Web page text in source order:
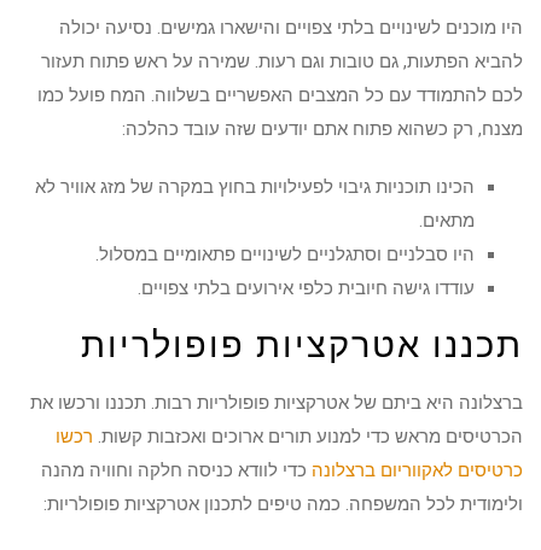
היו מוכנים לשינויים בלתי צפויים והישארו גמישים. נסיעה יכולה
להביא הפתעות, גם טובות וגם רעות. שמירה על ראש פתוח תעזור
לכם להתמודד עם כל המצבים האפשריים בשלווה. המח פועל כמו
מצנח, רק כשהוא פתוח אתם יודעים שזה עובד כהלכה:
הכינו תוכניות גיבוי לפעילויות בחוץ במקרה של מזג אוויר לא
מתאים.
היו סבלניים וסתגלניים לשינויים פתאומיים במסלול.
עודדו גישה חיובית כלפי אירועים בלתי צפויים.
תכננו אטרקציות פופולריות
ברצלונה היא ביתם של אטרקציות פופולריות רבות. תכננו ורכשו את
הכרטיסים מראש כדי למנוע תורים ארוכים ואכזבות קשות.רכשו
כרטיסים לאקווריום ברצלונהכדי לוודא כניסה חלקה וחוויה מהנה
ולימודית לכל המשפחה. כמה טיפים לתכנון אטרקציות פופולריות: